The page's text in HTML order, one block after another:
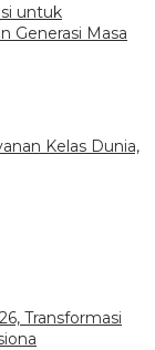
untuk
Generasi Masa
Kelas Dunia,
Transformasi